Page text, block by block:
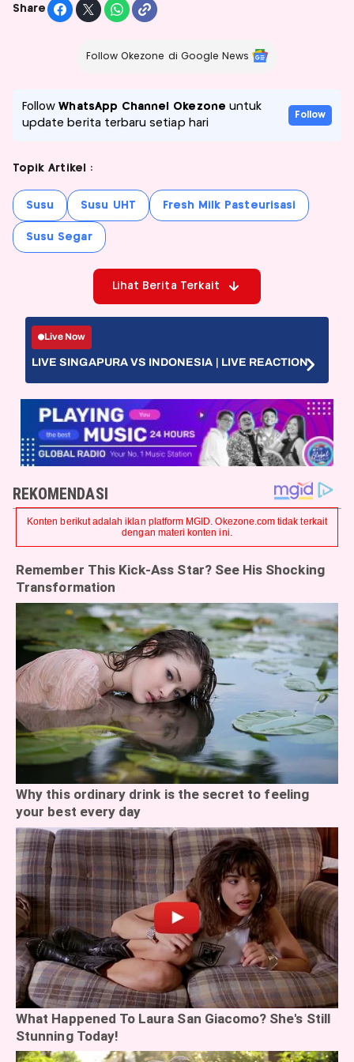
Share
Follow Okezone di Google News
FollowWhatsApp Channel Okezone untuk
update berita terbaru setiap hari
Follow
Topik Artikel :
Susu Susu UHT Fresh Milk Pasteurisasi
Susu Segar
Lihat Berita Terkait
Live Now
LIVE SINGAPURA VS INDONESIA | LIVE REACTION